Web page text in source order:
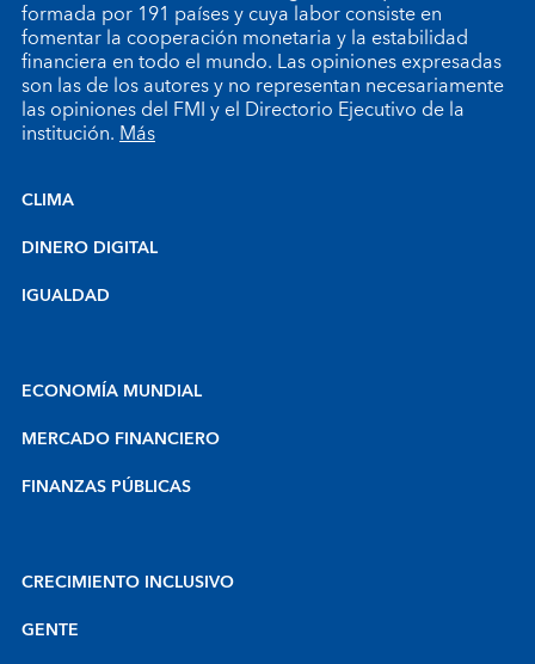
formada por 191 países y cuya labor consiste en
fomentar la cooperación monetaria y la estabilidad
financiera en todo el mundo. Las opiniones expresadas
son las de los autores y no representan necesariamente
las opiniones del FMI y el Directorio Ejecutivo de la
institución.Más
CLIMA
DINERO DIGITAL
IGUALDAD
ECONOMÍA MUNDIAL
MERCADO FINANCIERO
FINANZAS PÚBLICAS
CRECIMIENTO INCLUSIVO
GENTE